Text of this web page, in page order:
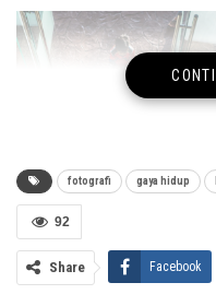
Sempat riki sekejap info
fotografi gaya hidup
92
Share Facebook